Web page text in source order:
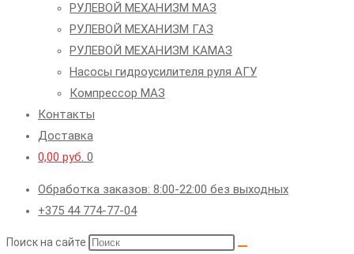
РУЛЕВОЙ МЕХАНИЗМ МАЗ
РУЛЕВОЙ МЕХАНИЗМ ГАЗ
РУЛЕВОЙ МЕХАНИЗМ КАМАЗ
Насосы гидроусилителя руля АГУ
Компрессор МАЗ
Контакты
Доставка
0,00 руб. 0
Обработка заказов: 8:00-22:00 без выходных
+375 44 774-77-04
Поиск на сайте